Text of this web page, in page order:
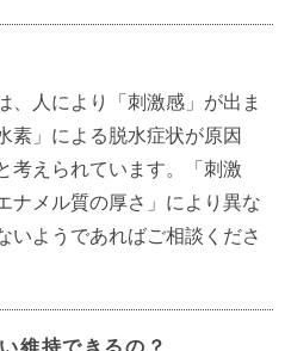
、人により「刺激感」が出ま
素」による脱水症状が原因
えられています。
「刺激
ナメル質の厚さ」により異な
いようであればご相談くださ
維持できるの？